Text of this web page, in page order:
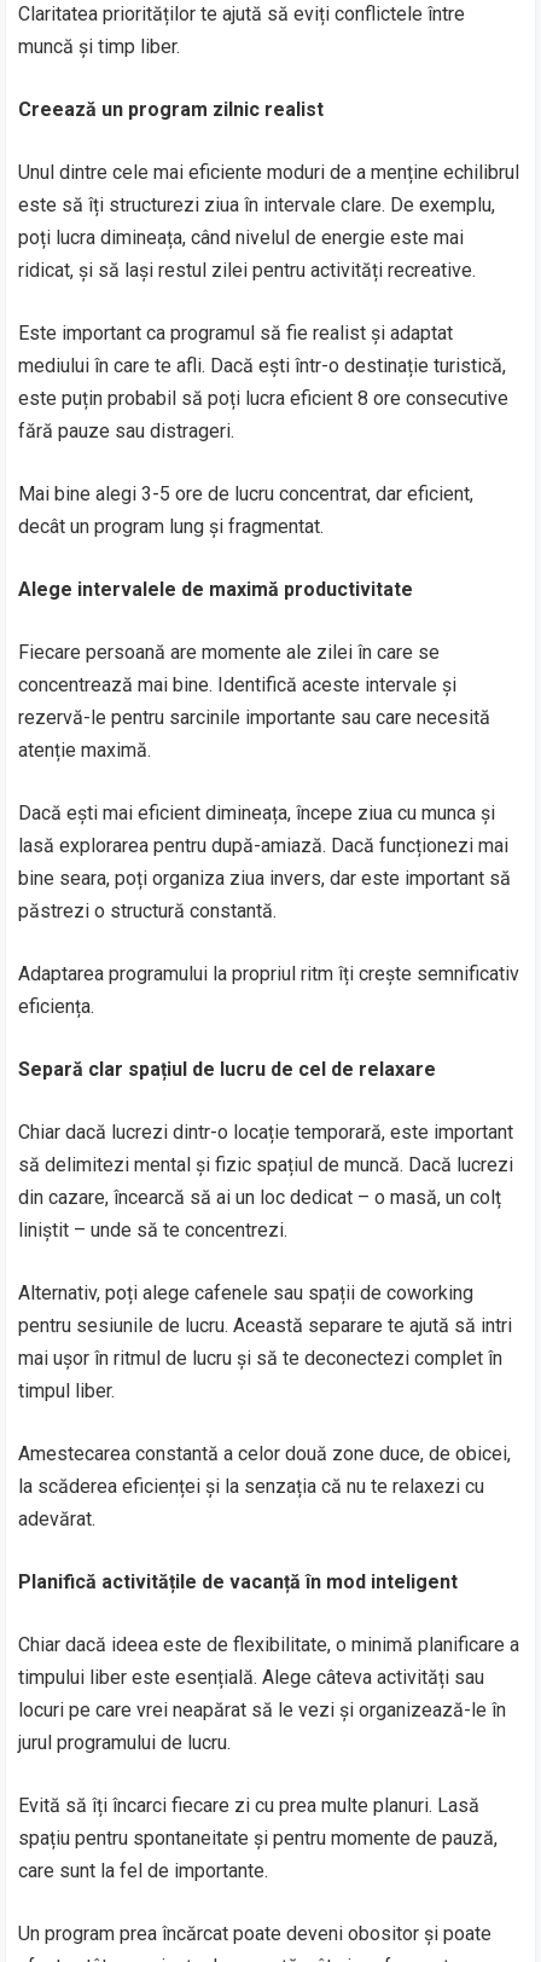
Claritatea priorităților te ajută să eviți conflictele între
muncă și timp liber.
Creează un program zilnic realist
Unul dintre cele mai eficiente moduri de a menține echilibrul
este să îți structurezi ziua în intervale clare. De exemplu,
poți lucra dimineața, când nivelul de energie este mai
ridicat, și să lași restul zilei pentru activități recreative.
Este important ca programul să fie realist și adaptat
mediului în care te afli. Dacă ești într-o destinație turistică,
este puțin probabil să poți lucra eficient 8 ore consecutive
fără pauze sau distrageri.
Mai bine alegi 3-5 ore de lucru concentrat, dar eficient,
decât un program lung și fragmentat.
Alege intervalele de maximă productivitate
Fiecare persoană are momente ale zilei în care se
concentrează mai bine. Identifică aceste intervale și
rezervă-le pentru sarcinile importante sau care necesită
atenție maximă.
Dacă ești mai eficient dimineața, începe ziua cu munca și
lasă explorarea pentru după-amiază. Dacă funcționezi mai
bine seara, poți organiza ziua invers, dar este important să
păstrezi o structură constantă.
Adaptarea programului la propriul ritm îți crește semnificativ
eficiența.
Separă clar spațiul de lucru de cel de relaxare
Chiar dacă lucrezi dintr-o locație temporară, este important
să delimitezi mental și fizic spațiul de muncă. Dacă lucrezi
din cazare, încearcă să ai un loc dedicat – o masă, un colț
liniștit – unde să te concentrezi.
Alternativ, poți alege cafenele sau spații de coworking
pentru sesiunile de lucru. Această separare te ajută să intri
mai ușor în ritmul de lucru și să te deconectezi complet în
timpul liber.
Amestecarea constantă a celor două zone duce, de obicei,
la scăderea eficienței și la senzația că nu te relaxezi cu
adevărat.
Planifică activitățile de vacanță în mod inteligent
Chiar dacă ideea este de flexibilitate, o minimă planificare a
timpului liber este esențială. Alege câteva activități sau
locuri pe care vrei neapărat să le vezi și organizează-le în
jurul programului de lucru.
Evită să îți încarci fiecare zi cu prea multe planuri. Lasă
spațiu pentru spontaneitate și pentru momente de pauză,
care sunt la fel de importante.
Un program prea încărcat poate deveni obositor și poate